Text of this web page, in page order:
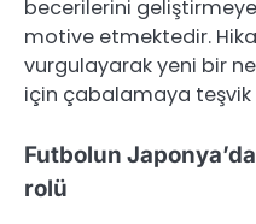
becerilerini
motive etmektedir.
vurgulayarak yeni bir
için çabalamaya
Futbolun
rolü